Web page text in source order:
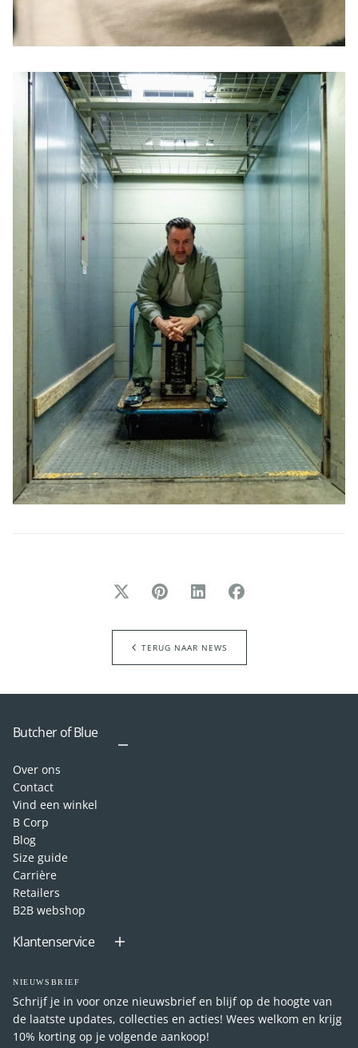
TERUG NAAR NEWS
Butcher of Blue
Over ons
Contact
Vind een winkel
B Corp
Blog
Size guide
Carrière
Retailers
B2B webshop
Klantenservice
NIEUWSBRIEF
Schrijf je in voor onze nieuwsbrief en blijf op de hoogte van
de laatste updates, collecties en acties! Wees welkom en krijg
10% korting op je volgende aankoop!